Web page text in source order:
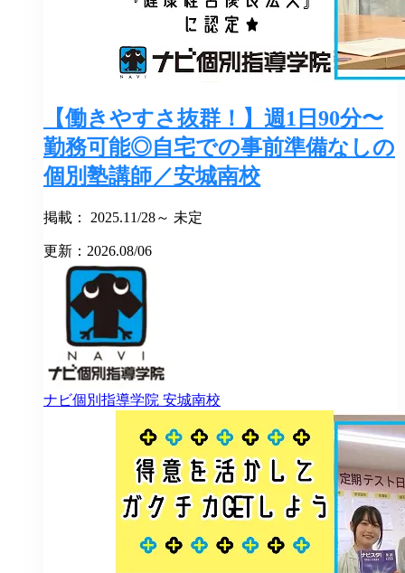
【働きやすさ抜群！】週1日90分〜
勤務可能◎自宅での事前準備なしの
個別塾講師／安城南校
掲載： 2025.11/28～ 未定
更新：2026.08/06
ナビ個別指導学院 安城南校